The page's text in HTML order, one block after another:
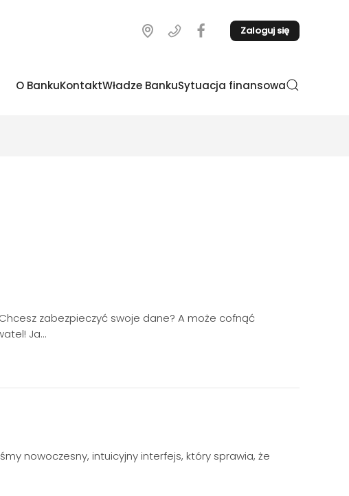
Zaloguj się
O BankuKontaktWładze BankuSytuacja finansowa
zabezpieczyć swoje dane? A może cofnąć
Ja…
nowoczesny, intuicyjny interfejs, który sprawia, że